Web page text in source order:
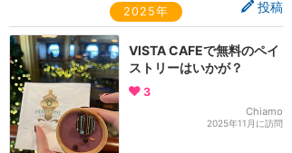
投稿
2025年
VISTA CAFEで無料のペイ
ストリーはいかが？
3
Chiamo
2025年11月に訪問